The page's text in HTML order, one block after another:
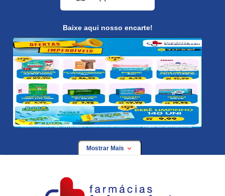
Baixe aqui nosso encarte!
Mostrar Mais